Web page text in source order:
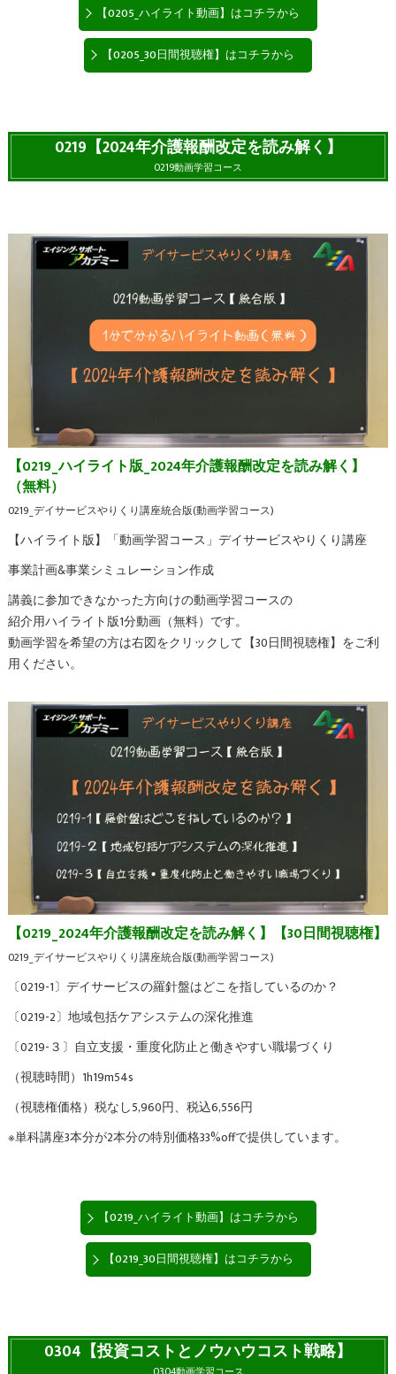
【0205_ハイライト動画】はコチラから
【0205_30日間視聴権】はコチラから
0219【2024年介護報酬改定を読み解く】
0219動画学習コース
【0219_ハイライト版_2024年介護報酬改定を読み解く】
（無料）
0219_デイサービスやりくり講座統合版(動画学習コース)
【ハイライト版】「動画学習コース」デイサービスやりくり講座
事業計画&事業シミュレーション作成
講義に参加できなかった方向けの動画学習コースの
紹介用ハイライト版1分動画（無料）です。
動画学習を希望の方は右図をクリックして【30日間視聴権】をご利
用ください。
【0219_2024年介護報酬改定を読み解く】【30日間視聴権】
0219_デイサービスやりくり講座統合版(動画学習コース)
〔0219-1〕デイサービスの羅針盤はどこを指しているのか？
〔0219-2〕地域包括ケアシステムの深化推進
〔0219-３〕自立支援・重度化防止と働きやすい職場づくり
（視聴時間）1h19m54s
（視聴権価格）税なし5,960円、税込6,556円
※単科講座3本分が2本分の特別価格33%offで提供しています。
【0219_ハイライト動画】はコチラから
【0219_30日間視聴権】はコチラから
0304【投資コストとノウハウコスト戦略】